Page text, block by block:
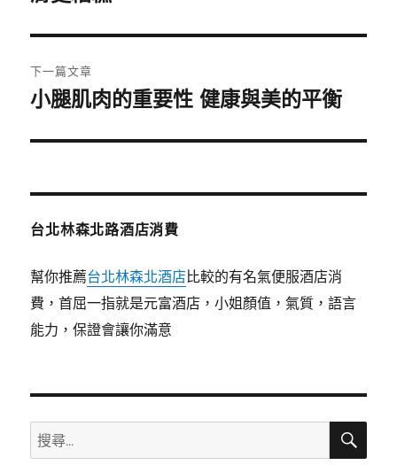
覽
文
章:
下一篇文章
下
篇
章:
小腿肌肉的重要性 健康與美的平衡
台北林森北路酒店消費
幫你推薦台北林森北酒店比較的有名氣便服酒店消
費，首屈一指就是元富酒店，小姐顏值，氣質，語言
能力，保證會讓你滿意
搜
尋
搜